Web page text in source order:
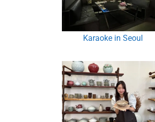
Karaoke in Seoul